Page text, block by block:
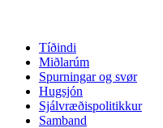
Tíðindi
Miðlarúm
Spurningar og svør
Hugsjón
Sjálvræðispolitikkur
Samband